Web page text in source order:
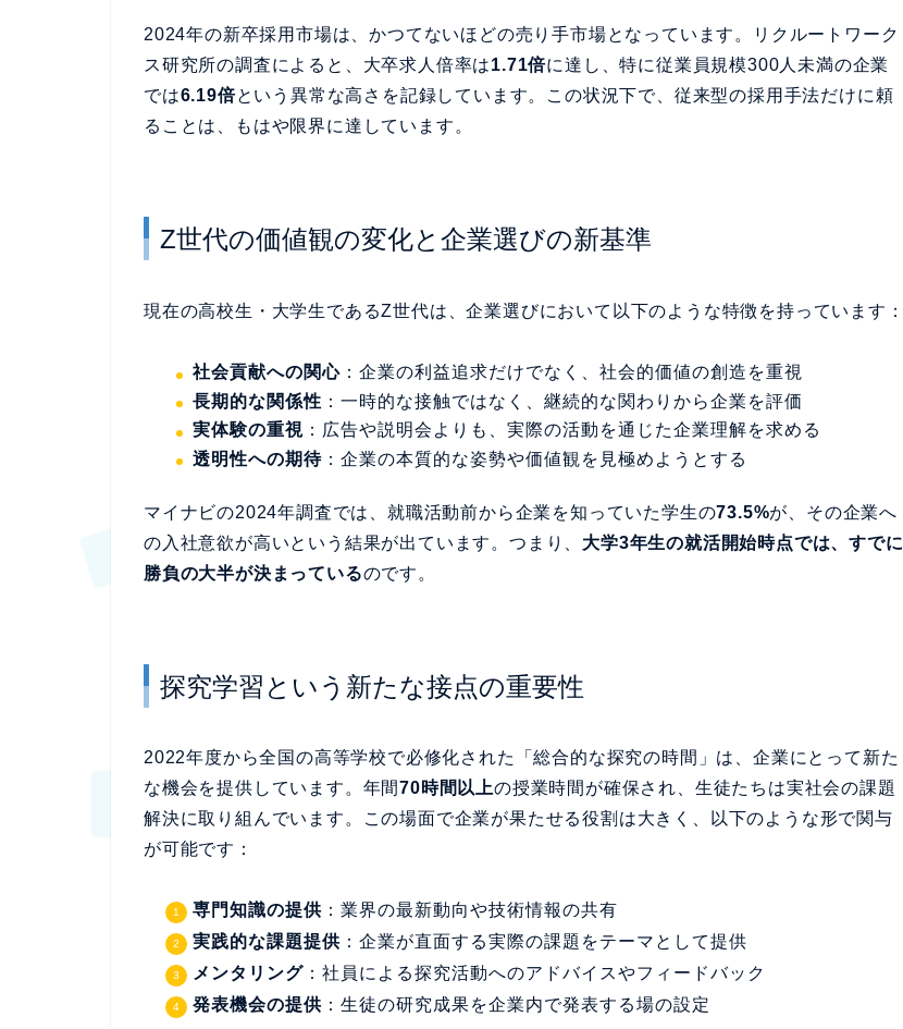
2024年の新卒採用市場は、かつてないほどの売り手市場となっています。リクルートワーク
ス研究所の調査によると、大卒求人倍率は1.71倍に達し、特に従業員規模300人未満の企業
では6.19倍という異常な高さを記録しています。この状況下で、従来型の採用手法だけに頼
ることは、もはや限界に達しています。
Z世代の価値観の変化と企業選びの新基準
現在の高校生・大学生であるZ世代は、企業選びにおいて以下のような特徴を持っています：
社会貢献への関心 ：企業の利益追求だけでなく、社会的価値の創造を重視
長期的な関係性 ：一時的な接触ではなく、継続的な関わりから企業を評価
実体験の重視 ：広告や説明会よりも、実際の活動を通じた企業理解を求める
透明性への期待 ：企業の本質的な姿勢や価値観を見極めようとする
マイナビの2024年調査では、就職活動前から企業を知っていた学生の73.5%が、その企業へ
の入社意欲が高いという結果が出ています。つまり、 大学3年生の就活開始時点では、すでに
勝負の大半が決まっているのです。
探究学習という新たな接点の重要性
2022年度から全国の高等学校で必修化された「総合的な探究の時間」は、企業にとって新た
な機会を提供しています。年間70時間以上の授業時間が確保され、生徒たちは実社会の課題
解決に取り組んでいます。この場面で企業が果たせる役割は大きく、以下のような形で関与
が可能です：
専門知識の提供 ：業界の最新動向や技術情報の共有
実践的な課題提供 ：企業が直面する実際の課題をテーマとして提供
メンタリング ：社員による探究活動へのアドバイスやフィードバック
発表機会の提供 ：生徒の研究成果を企業内で発表する場の設定